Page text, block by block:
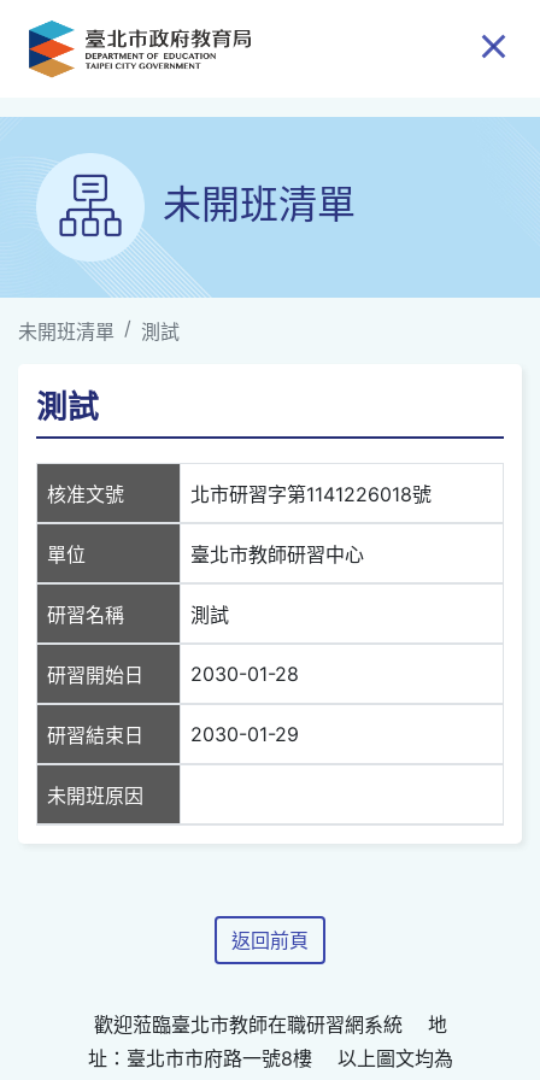
跳到主要內容
未開班清單
未開班清單 測試
測試
核准文號 北市研習字第1141226018號
單位 臺北市教師研習中心
研習名稱 測試
研習開始日 2030-01-28
研習結束日 2030-01-29
未開班原因
返回前頁
歡迎蒞臨臺北市教師在職研習網系統 地
址：臺北市市府路一號8樓 以上圖文均為